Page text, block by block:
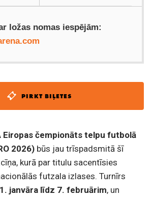
ložas nomas iespējām:
PIRKT BIĻETES
Eiropas čempionāts telpu futbolā
2026) būs jau trīspadsmitā šī
kurā par titulu sacentīsies
futzala izlases. Turnīrs
janvāra līdz 7. februārim, un